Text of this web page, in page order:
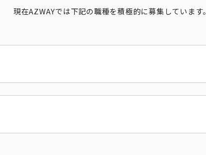
現在AZWAYでは下記の職種を積極的に募集しています。